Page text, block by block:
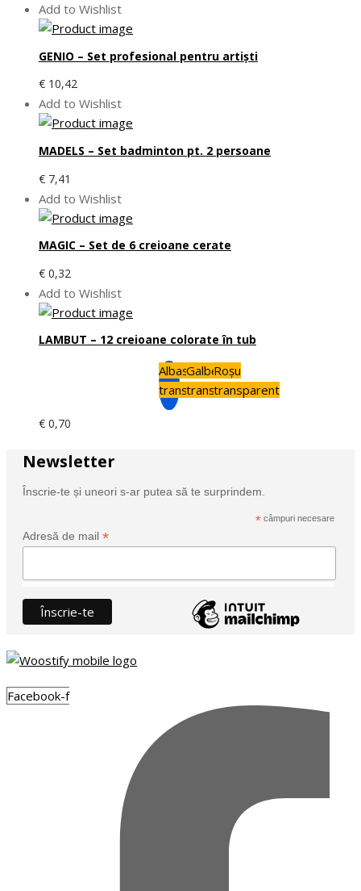
Add to Wishlist
GENIO – Set profesional pentru artişti
€ 10,42
Add to Wishlist
MADELS – Set badminton pt. 2 persoane
€ 7,41
Add to Wishlist
MAGIC – Set de 6 creioane cerate
€ 0,32
Add to Wishlist
LAMBUT – 12 creioane colorate în tub
Albastru
transparent
Galben
transparent
Roșu
transparent
€ 0,70
Newsletter
Înscrie-te și uneori s-ar putea să te surprindem.
* câmpuri necesare
Adresă de mail *
Facebook-f